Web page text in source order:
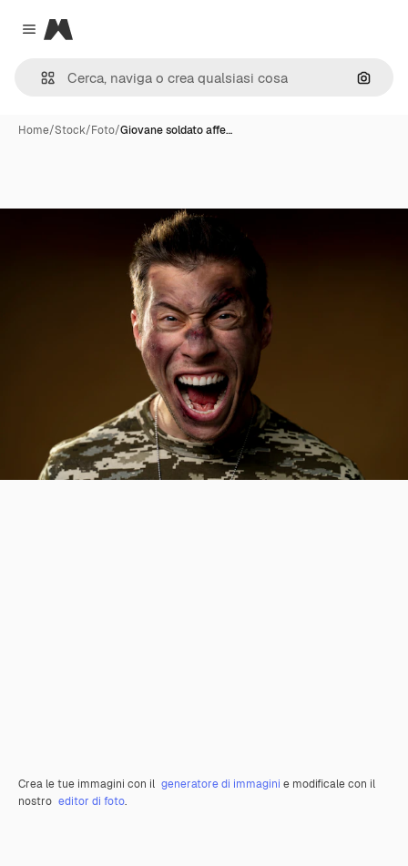
Close menu
Magnific
Cerca
Home/Stock/Foto/Giovane soldato affe…
Crea le tue immagini con il generatore di immagini e modificale con il
nostro editor di foto.